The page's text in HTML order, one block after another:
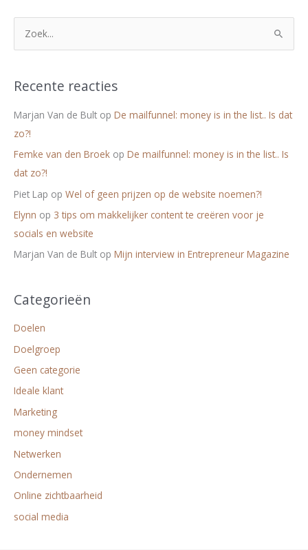
k
a
a
r
:
Recente reacties
Marjan Van de Bult op De mailfunnel: money is in the list.. Is dat
zo?!
Femke van den Broek op De mailfunnel: money is in the list.. Is
dat zo?!
Piet Lap op Wel of geen prijzen op de website noemen?!
Elynn op 3 tips om makkelijker content te creëren voor je
socials en website
Marjan Van de Bult op Mijn interview in Entrepreneur Magazine
Categorieën
Doelen
Doelgroep
Geen categorie
Ideale klant
Marketing
money mindset
Netwerken
Ondernemen
Online zichtbaarheid
social media